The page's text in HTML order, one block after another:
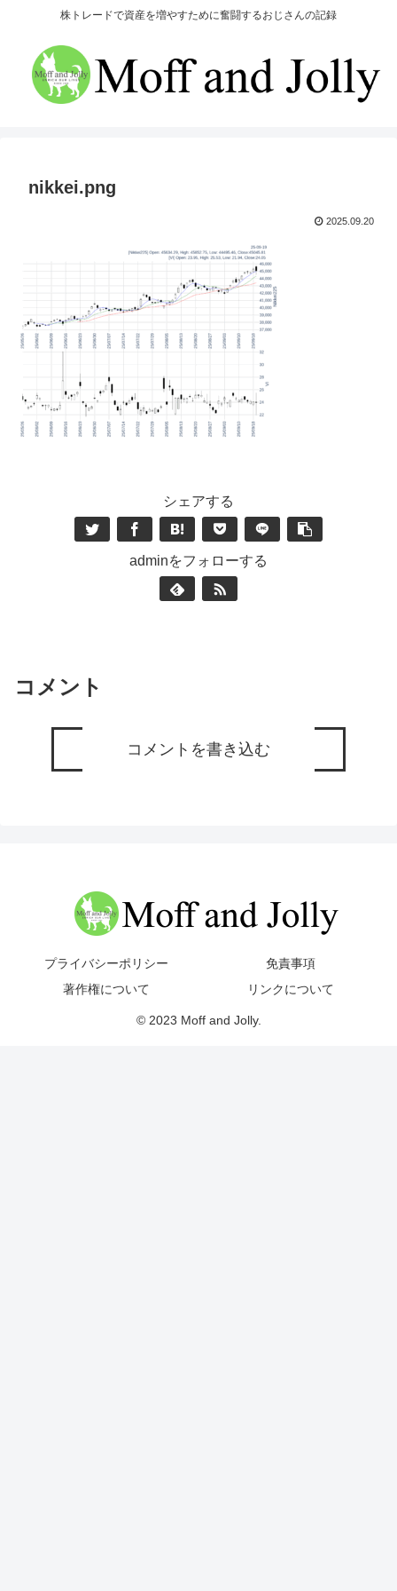
株トレードで資産を増やすために奮闘するおじさんの記録
nikkei.png
2025.09.20
シェアする
adminをフォローする
コメント
コメントを書き込む
プライバシーポリシー
免責事項
著作権について
リンクについて
© 2023 Moff and Jolly.